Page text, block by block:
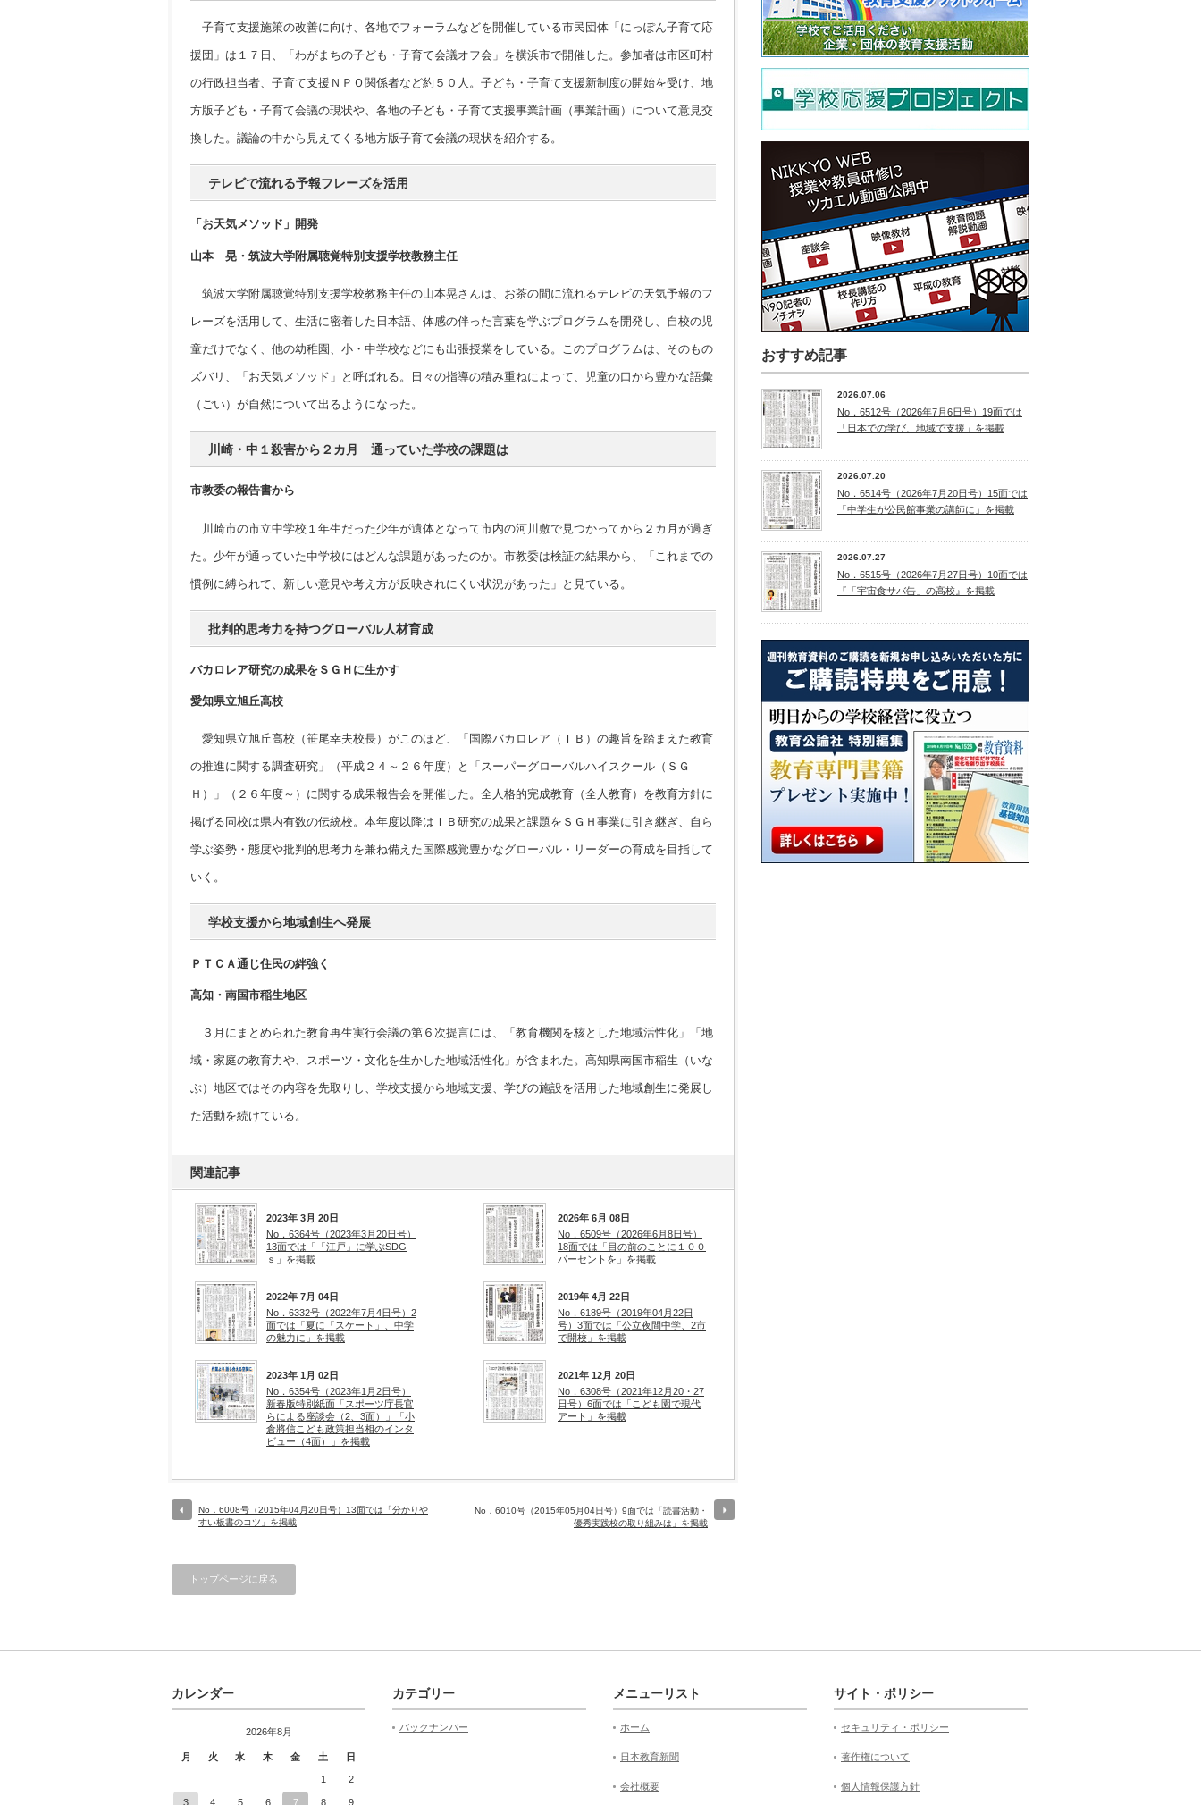
子育て支援施策の改善に向け、各地でフォーラムなどを開催している市民団体「にっぽん子育て応
援団」は１７日、「わがまちの子ども・子育て会議オフ会」を横浜市で開催した。参加者は市区町村
の行政担当者、子育て支援ＮＰＯ関係者など約５０人。子ども・子育て支援新制度の開始を受け、地
方版子ども・子育て会議の現状や、各地の子ども・子育て支援事業計画（事業計画）について意見交
換した。議論の中から見えてくる地方版子育て会議の現状を紹介する。
テレビで流れる予報フレーズを活用
「お天気メソッド」開発
山本 晃・筑波大学附属聴覚特別支援学校教務主任
筑波大学附属聴覚特別支援学校教務主任の山本晃さんは、お茶の間に流れるテレビの天気予報のフ
レーズを活用して、生活に密着した日本語、体感の伴った言葉を学ぶプログラムを開発し、自校の児
童だけでなく、他の幼稚園、小・中学校などにも出張授業をしている。このプログラムは、そのもの
ズバリ、「お天気メソッド」と呼ばれる。日々の指導の積み重ねによって、児童の口から豊かな語彙
（ごい）が自然について出るようになった。
川崎・中１殺害から２カ月 通っていた学校の課題は
市教委の報告書から
川崎市の市立中学校１年生だった少年が遺体となって市内の河川敷で見つかってから２カ月が過ぎ
た。少年が通っていた中学校にはどんな課題があったのか。市教委は検証の結果から、「これまでの
慣例に縛られて、新しい意見や考え方が反映されにくい状況があった」と見ている。
批判的思考力を持つグローバル人材育成
バカロレア研究の成果をＳＧＨに生かす
愛知県立旭丘高校
愛知県立旭丘高校（笹尾幸夫校長）がこのほど、「国際バカロレア（ＩＢ）の趣旨を踏まえた教育
の推進に関する調査研究」（平成２４～２６年度）と「スーパーグローバルハイスクール（ＳＧ
Ｈ）」（２６年度～）に関する成果報告会を開催した。全人格的完成教育（全人教育）を教育方針に
掲げる同校は県内有数の伝統校。本年度以降はＩＢ研究の成果と課題をＳＧＨ事業に引き継ぎ、自ら
学ぶ姿勢・態度や批判的思考力を兼ね備えた国際感覚豊かなグローバル・リーダーの育成を目指して
いく。
学校支援から地域創生へ発展
ＰＴＣＡ通じ住民の絆強く
高知・南国市稲生地区
３月にまとめられた教育再生実行会議の第６次提言には、「教育機関を核とした地域活性化」「地
域・家庭の教育力や、スポーツ・文化を生かした地域活性化」が含まれた。高知県南国市稲生（いな
ぶ）地区ではその内容を先取りし、学校支援から地域支援、学びの施設を活用した地域創生に発展し
た活動を続けている。
関連記事
2023年 3月 20日
No．6364号（2023年3月20日号）
13面では「「江戸」に学ぶSDG
ｓ」を掲載
2026年 6月 08日
No．6509号（2026年6月8日号）
18面では「目の前のことに１００
パーセントを」を掲載
2022年 7月 04日
No．6332号（2022年7月4日号）2
面では「夏に「スケート」、中学
の魅力に」を掲載
2019年 4月 22日
No．6189号（2019年04月22日
号）3面では「公立夜間中学、2市
で開校」を掲載
2023年 1月 02日
No．6354号（2023年1月2日号）
新春版特別紙面「スポーツ庁長官
らによる座談会（2、3面）」「小
倉將信こども政策担当相のインタ
ビュー（4面）」を掲載
2021年 12月 20日
No．6308号（2021年12月20・27
日号）6面では「こども園で現代
アート」を掲載
No．6008号（2015年04月20日号）13面では「分かりや
すい板書のコツ」を掲載
No．6010号（2015年05月04日号）9面では「読書活動・
優秀実践校の取り組みは」を掲載
トップページに戻る
おすすめ記事
2026.07.06
No．6512号（2026年7月6日号）19面では
「日本での学び、地域で支援」を掲載
2026.07.20
No．6514号（2026年7月20日号）15面では
「中学生が公民館事業の講師に」を掲載
2026.07.27
No．6515号（2026年7月27日号）10面では
『「宇宙食サバ缶」の高校』を掲載
カレンダー
2026年8月
月 火 水 木 金 土 日
1 2
3 4 5 6 7 8 9
カテゴリー
バックナンバー
メニューリスト
ホーム
日本教育新聞
会社概要
サイト・ポリシー
セキュリティ・ポリシー
著作権について
個人情報保護方針